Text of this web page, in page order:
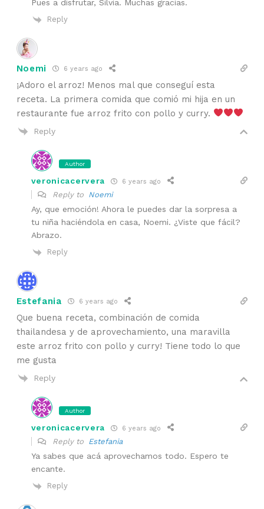
Pues a disfrutar, Silvia. Muchas gracias.
Reply
Noemi 6 years ago
¡Adoro el arroz! Menos mal que conseguí esta
receta. La primera comida que comió mi hija en un
restaurante fue arroz frito con pollo y curry.
Reply
Author
veronicacervera 6 years ago
Reply to Noemi
Ay, que emoción! Ahora le puedes dar la sorpresa a
tu niña haciéndola en casa, Noemi. ¿Viste que fácil?
Abrazo.
Reply
Estefania 6 years ago
Que buena receta, combinación de comida
thailandesa y de aprovechamiento, una maravilla
este arroz frito con pollo y curry! Tiene todo lo que
me gusta
Reply
Author
veronicacervera 6 years ago
Reply to Estefania
Ya sabes que acá aprovechamos todo. Espero te
encante.
Reply